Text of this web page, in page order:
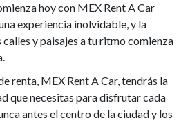
hoy con MEX Rent A Car
experiencia inolvidable, y la
y paisajes a tu ritmo comienza
renta, MEX Rent A Car, tendrás la
que necesitas para disfrutar cada
antes el centro de la ciudad y los